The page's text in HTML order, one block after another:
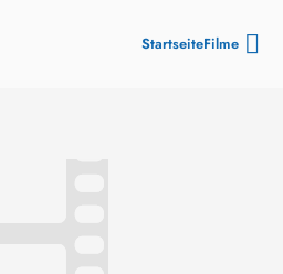
StartseiteFilme